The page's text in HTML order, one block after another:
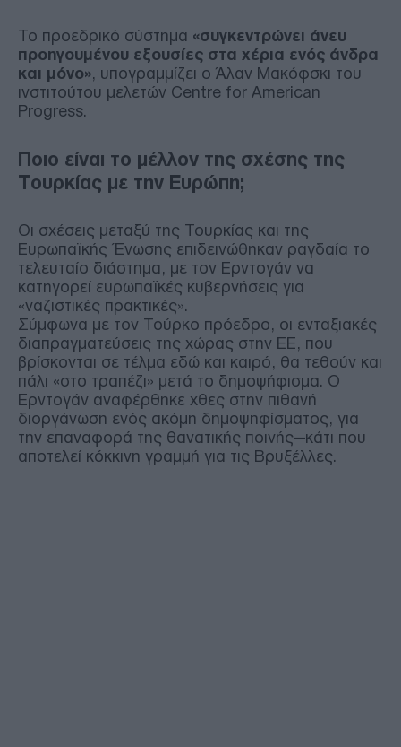
Το προεδρικό σύστημα «συγκεντρώνει άνευ
προηγουμένου εξουσίες στα χέρια ενός άνδρα
και μόνο», υπογραμμίζει ο Άλαν Μακόφσκι του
ινστιτούτου μελετών Centre for American
Progress.
Ποιο είναι το μέλλον της σχέσης της
Τουρκίας με την Ευρώπη;
Οι σχέσεις μεταξύ της Τουρκίας και της
Ευρωπαϊκής Ένωσης επιδεινώθηκαν ραγδαία το
τελευταίο διάστημα, με τον Ερντογάν να
κατηγορεί ευρωπαϊκές κυβερνήσεις για
«ναζιστικές πρακτικές».
Σύμφωνα με τον Τούρκο πρόεδρο, οι ενταξιακές
διαπραγματεύσεις της χώρας στην ΕΕ, που
βρίσκονται σε τέλμα εδώ και καιρό, θα τεθούν και
πάλι «στο τραπέζι» μετά το δημοψήφισμα. Ο
Ερντογάν αναφέρθηκε χθες στην πιθανή
διοργάνωση ενός ακόμη δημοψηφίσματος, για
την επαναφορά της θανατικής ποινής—κάτι που
αποτελεί κόκκινη γραμμή για τις Βρυξέλλες.